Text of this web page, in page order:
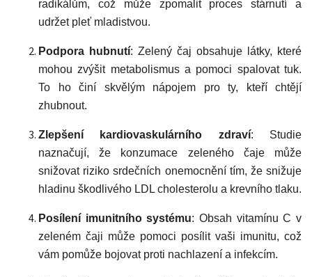
radikálům, což může zpomalit proces stárnutí a
udržet pleť mladistvou.
Podpora hubnutí: Zelený čaj obsahuje látky, které
mohou zvýšit metabolismus a pomoci spalovat tuk.
To ho činí skvělým nápojem pro ty, kteří chtějí
zhubnout.
Zlepšení kardiovaskulárního zdraví: Studie
naznačují, že konzumace zeleného čaje může
snižovat riziko srdečních onemocnění tím, že snižuje
hladinu škodlivého LDL cholesterolu a krevního tlaku.
Posílení imunitního systému: Obsah vitamínu C v
zeleném čaji může pomoci posílit vaši imunitu, což
vám pomůže bojovat proti nachlazení a infekcím.